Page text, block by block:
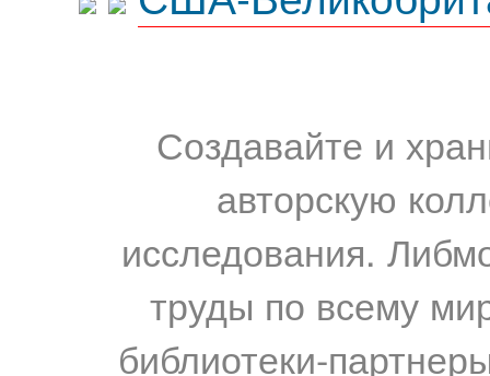
Создавайте и
авторскую
исследования.
труды по всему
библиотеки-